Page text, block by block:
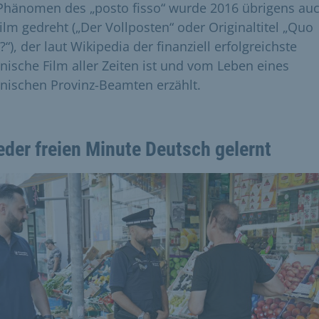
des „posto fisso“ wurde 2016 übrigens
gedreht („Der Vollposten“ oder Originaltitel „Quo
der laut Wikipedia der finanziell erfolgreichste
Film aller Zeiten ist und vom Leben eines
Provinz-Beamten erzählt.
freien Minute Deutsch gelernt